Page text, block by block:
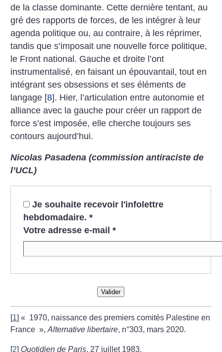
de la classe dominante. Cette dernière tentant, au
gré des rapports de forces, de les intégrer à leur
agenda politique ou, au contraire, à les réprimer,
tandis que s’imposait une nouvelle force politique,
le Front national. Gauche et droite l’ont
instrumentalisé, en faisant un épouvantail, tout en
intégrant ses obsessions et ses éléments de
langage [8]. Hier, l’articulation entre autonomie et
alliance avec la gauche pour créer un rapport de
force s’est imposée, elle cherche toujours ses
contours aujourd’hui.
Nicolas Pasadena (commission antiraciste de
l’UCL)
Je souhaite recevoir l'infolettre
hebdomadaire. *
Votre adresse e-mail *
Valider
[1]« 1970, naissance des premiers comités Palestine en
France »,Alternative libertaire, n°303, mars 2020.
[2]Quotidien de Paris, 27 juillet 1983.